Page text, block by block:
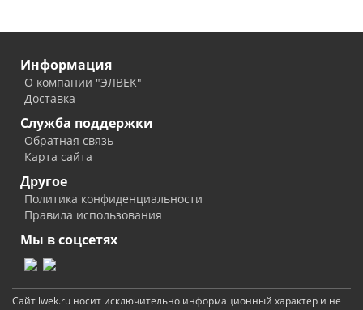
Информация
О компании "ЭЛВЕК"
Доставка
Служба поддержки
Обратная связь
Карта сайта
Другое
Политика конфиденциальности
Правила использования
Мы в соцсетях
Сайт lwek.ru носит исключительно информационный характер и не